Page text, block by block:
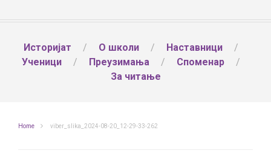
Историјат О школи
Наставници
Ученици
Преузимања
Споменар
За читање
Home viber_slika_2024-08-20_12-29-33-262